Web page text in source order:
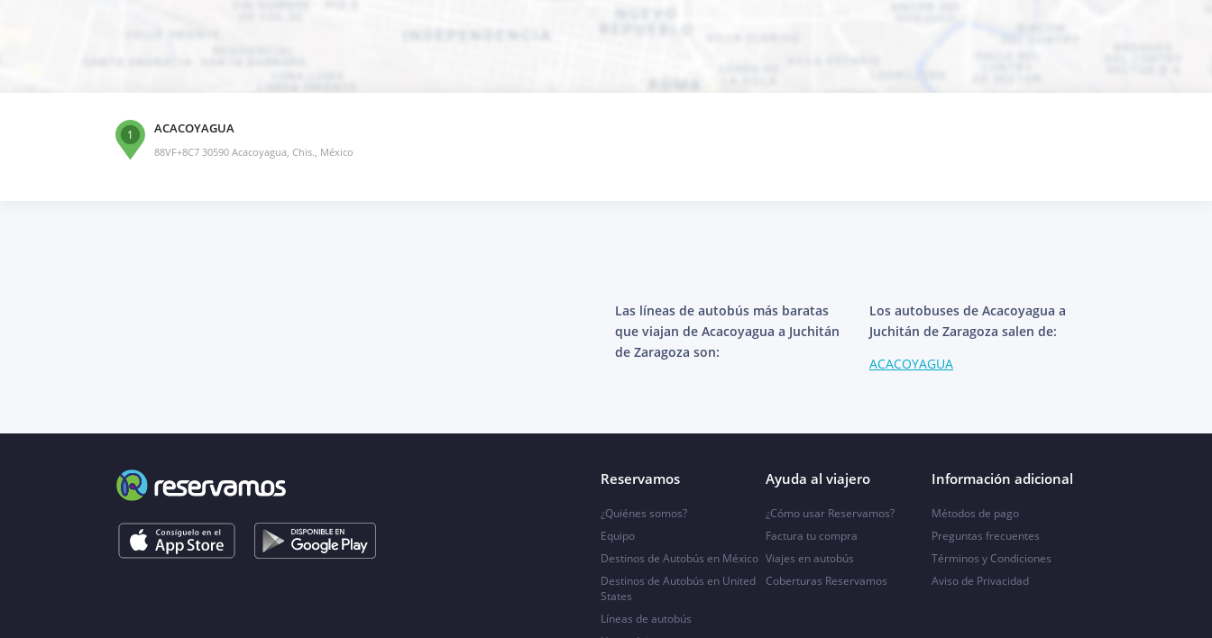
1 ACACOYAGUA
88VF+8C7 30590 Acacoyagua, Chis., México
Las líneas de autobús más baratas
que viajan de Acacoyagua a Juchitán
de Zaragoza son:
Los autobuses de Acacoyagua a
Juchitán de Zaragoza salen de:
ACACOYAGUA
Reservamos
¿Quiénes somos?
Equipo
Destinos de Autobús en México
Destinos de Autobús en United
States
Líneas de autobús
Ayuda al viajero
¿Cómo usar Reservamos?
Factura tu compra
Viajes en autobús
Coberturas Reservamos
Información adicional
Métodos de pago
Preguntas frecuentes
Términos y Condiciones
Aviso de Privacidad